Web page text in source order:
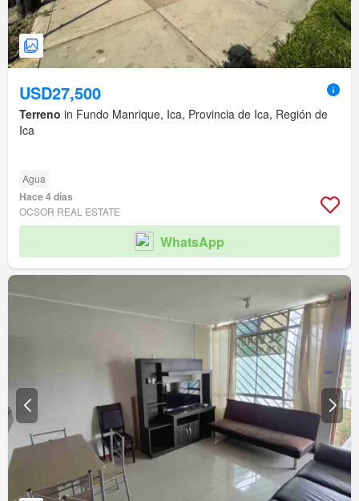
USD27,500
Terreno in Fundo Manrique, Ica, Provincia de Ica, Región de
Ica
Agua
Hace 4 días
OCSOR REAL ESTATE
WhatsApp